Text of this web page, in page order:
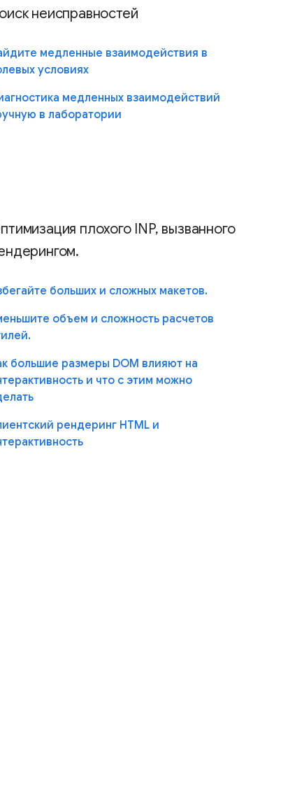
неисправностей
медленные взаимодействия в
условиях
медленных взаимодействий
в лаборатории
плохого INP, вызванного
больших и сложных макетов.
объем и сложность расчетов
большие размеры DOM влияют на
и что с этим можно
рендеринг HTML и